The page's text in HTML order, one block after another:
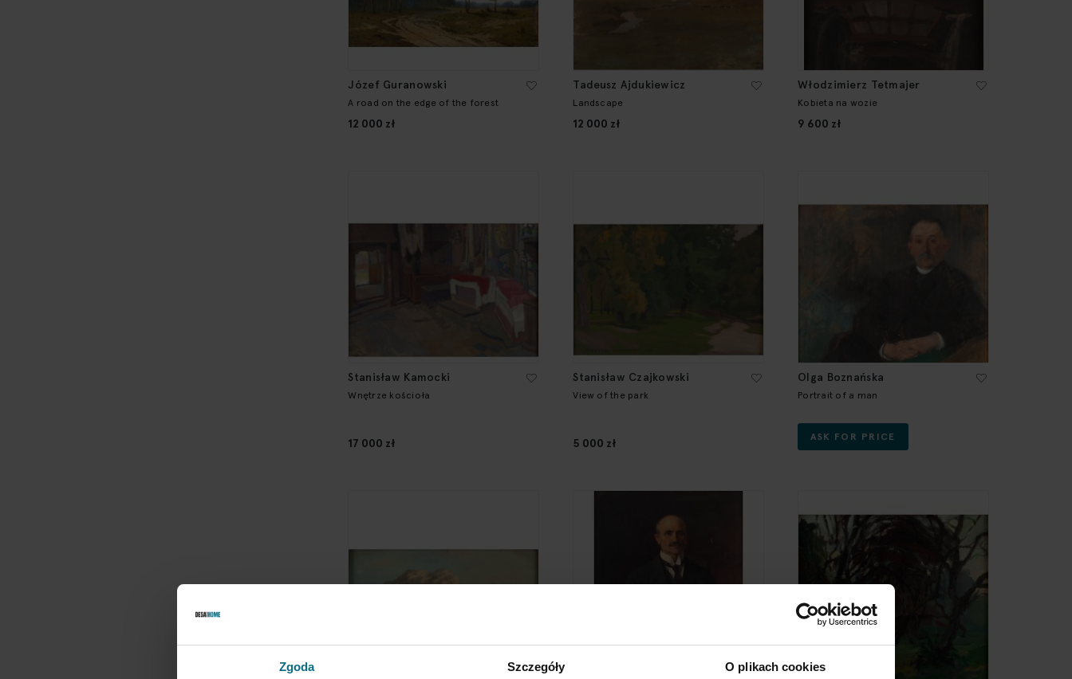
Zgoda Szczegóły O plikach cookies
Józef Guranowski
A road on the edge of the forest
12 000 zł
Tadeusz Ajdukiewicz
Landscape
12 000 zł
Włodzimierz Tetmajer
Kobieta na wozie
9 600 zł
Stanisław Kamocki
Wnętrze kościoła
17 000 zł
Stanisław Czajkowski
View of the park
5 000 zł
Olga Boznańska
Portrait of a man
ASK FOR PRICE